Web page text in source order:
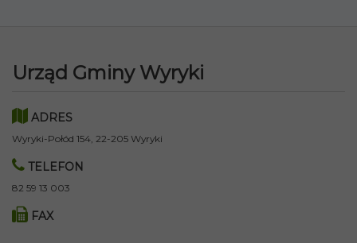
Urząd Gminy Wyryki
ADRES
Wyryki-Połód 154, 22-205 Wyryki
TELEFON
82 59 13 003
FAX